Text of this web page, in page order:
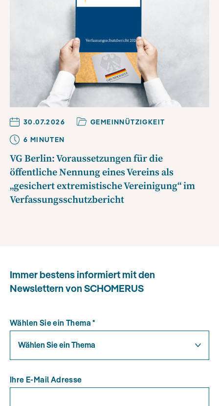
30.07.2026
GEMEINNÜTZIGKEIT
6 MINUTEN
VG Berlin: Voraussetzungen für die
öffentliche Nennung eines Vereins als
„gesichert extremistische Vereinigung“ im
Verfassungsschutzbericht
Immer bestens informiert mit den
Newslettern von SCHOMERUS
Wählen Sie ein Thema *
Wählen Sie ein Thema
Ihre E-Mail Adresse